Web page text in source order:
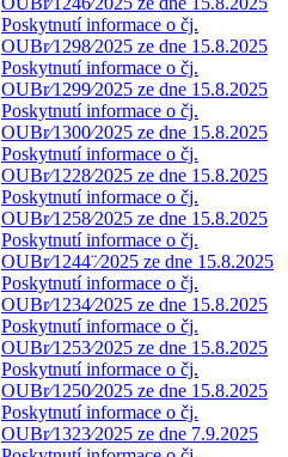
Poskytnutí informace o čj.
OUBr⁄1298⁄2025 ze dne 15.8.2025
Poskytnutí informace o čj.
OUBr⁄1299⁄2025 ze dne 15.8.2025
Poskytnutí informace o čj.
OUBr⁄1300⁄2025 ze dne 15.8.2025
Poskytnutí informace o čj.
OUBr⁄1228⁄2025 ze dne 15.8.2025
Poskytnutí informace o čj.
OUBr⁄1258⁄2025 ze dne 15.8.2025
Poskytnutí informace o čj.
OUBr⁄1244¨⁄2025 ze dne 15.8.2025
Poskytnutí informace o čj.
OUBr⁄1234⁄2025 ze dne 15.8.2025
Poskytnutí informace o čj.
OUBr⁄1253⁄2025 ze dne 15.8.2025
Poskytnutí informace o čj.
OUBr⁄1250⁄2025 ze dne 15.8.2025
Poskytnutí informace o čj.
OUBr⁄1323⁄2025 ze dne 7.9.2025